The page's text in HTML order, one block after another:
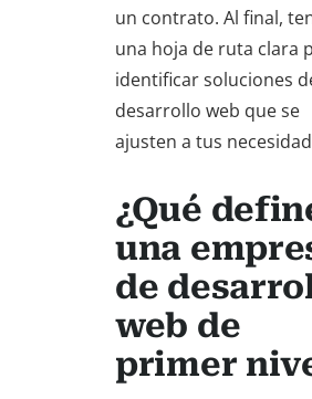
un contrato. Al final,
una hoja de ruta clara
identificar soluciones
desarrollo web que se
ajusten a tus
¿Qué
una
de
web de
primer